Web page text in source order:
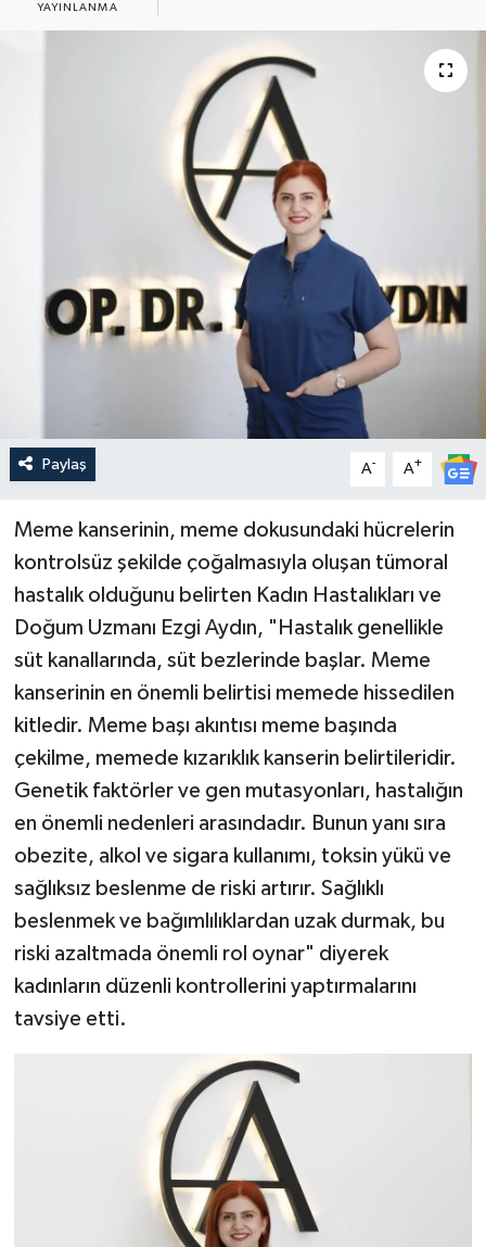
YAYINLANMA
Paylaş A- A+
Meme kanserinin, meme dokusundaki hücrelerin
kontrolsüz şekilde çoğalmasıyla oluşan tümoral
hastalık olduğunu belirten Kadın Hastalıkları ve
Doğum Uzmanı Ezgi Aydın, "Hastalık genellikle
süt kanallarında, süt bezlerinde başlar. Meme
kanserinin en önemli belirtisi memede hissedilen
kitledir. Meme başı akıntısı meme başında
çekilme, memede kızarıklık kanserin belirtileridir.
Genetik faktörler ve gen mutasyonları, hastalığın
en önemli nedenleri arasındadır. Bunun yanı sıra
obezite, alkol ve sigara kullanımı, toksin yükü ve
sağlıksız beslenme de riski artırır. Sağlıklı
beslenmek ve bağımlılıklardan uzak durmak, bu
riski azaltmada önemli rol oynar" diyerek
kadınların düzenli kontrollerini yaptırmalarını
tavsiye etti.
Kültür & Sanat
Sağlık & Yaşam
Spor